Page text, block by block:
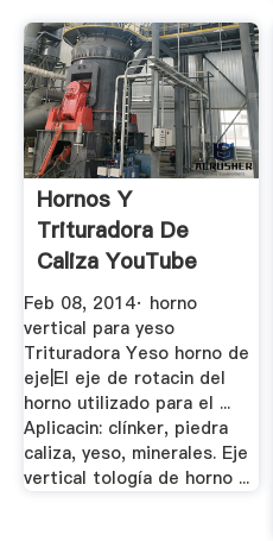
Hornos Y
Trituradora De
Caliza YouTube
Feb 08, 2014· horno
vertical para yeso
Trituradora Yeso horno de
eje|El eje de rotacin del
horno utilizado para el ...
Aplicacin: clínker, piedra
caliza, yeso, minerales. Eje
vertical tología de horno ...